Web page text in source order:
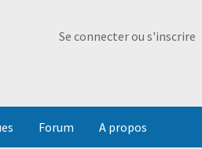
Se connecter ou s'inscrire
Forum A propos